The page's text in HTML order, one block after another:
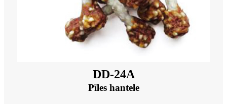
DD-24A
Pīles hantele